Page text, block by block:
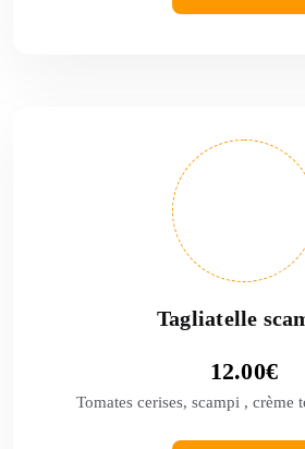
Tagliatelle
12.00€
Tomates cerises, scampi , crème